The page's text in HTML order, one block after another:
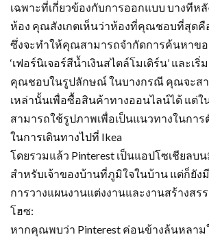
เฉพาะที่เกี่ยวข้องกับการออกแบบ บางทีห
ห้อง คุณสังเกตเห็นว่าห้องที่คุณชอบที่สุด
ซึ่งจะทำให้คุณสามารถจำกัดการค้นหาข
‘เฟอร์นิเจอร์สีน้ำเงินสไตล์โมเดิร์น’ และเ
คุณชอบในรูปลักษณ์ ในบางกรณี คุณจะสา
เหล่านั้นเพื่อซื้อสินค้าทางออนไลน์ได้ แต่
สามารถใช้รูปภาพเพื่อเป็นแนวทางในกา
ในการเดินทางไปที่ Ikea
โดยรวมแล้ว Pinterest เป็นแอปโซเชียลบ
สำหรับเจ้าของบ้านที่ภูมิใจในบ้าน แต่ก็ยัง
การวางแผนงานแต่งงานและงานสร้างสร
โฮซ:
หากคุณพบว่า Pinterest ค่อนข้างล้นหลา